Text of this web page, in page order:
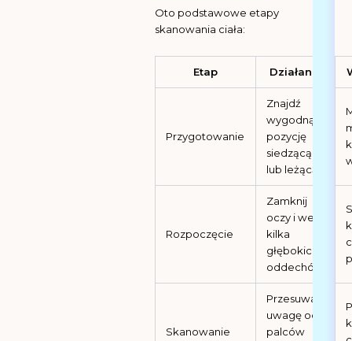
Oto podstawowe etapy
skanowania ciała:
Etap Działanie
Przygotowanie
Znajdź
wygodną
pozycję
siedzącą
lub leżącą
Rozpoczęcie
Zamknij
oczy i weź
kilka
głębokich
oddechów
Skanowanie
Przesuwaj
uwagę od
palców